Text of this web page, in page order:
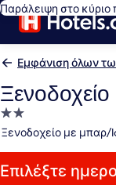
Παράλειψη στο κύριο
Εμφάνιση όλων
Κατάλυμα
με
αστέρια
Ξενοδοχείο με μπαρ/
Επιλέξτε